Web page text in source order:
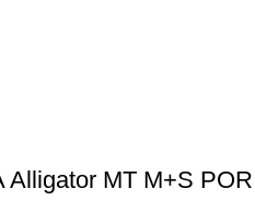
Alligator MT M+S POR